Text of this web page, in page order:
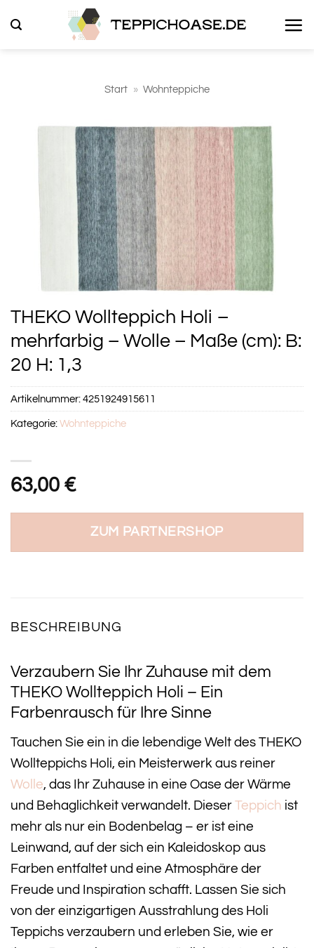
Inhalt
Start » Wohnteppiche
THEKO Wollteppich Holi –
mehrfarbig – Wolle – Maße (cm): B:
20 H: 1,3
63,00 €
ZUM PARTNERSHOP
Artikelnummer:4251924915611
Kategorie:Wohnteppiche
BESCHREIBUNG
Verzaubern Sie Ihr Zuhause mit dem
THEKO Wollteppich Holi – Ein
Farbenrausch für Ihre Sinne
Tauchen Sie ein in die lebendige Welt des THEKO
Wollteppichs Holi, ein Meisterwerk aus reiner
Wolle, das Ihr Zuhause in eine Oase der Wärme
und Behaglichkeit verwandelt. Dieser Teppich ist
mehr als nur ein Bodenbelag – er ist eine
Leinwand, auf der sich ein Kaleidoskop aus
Farben entfaltet und eine Atmosphäre der
Freude und Inspiration schafft. Lassen Sie sich
von der einzigartigen Ausstrahlung des Holi
Teppichs verzaubern und erleben Sie, wie er